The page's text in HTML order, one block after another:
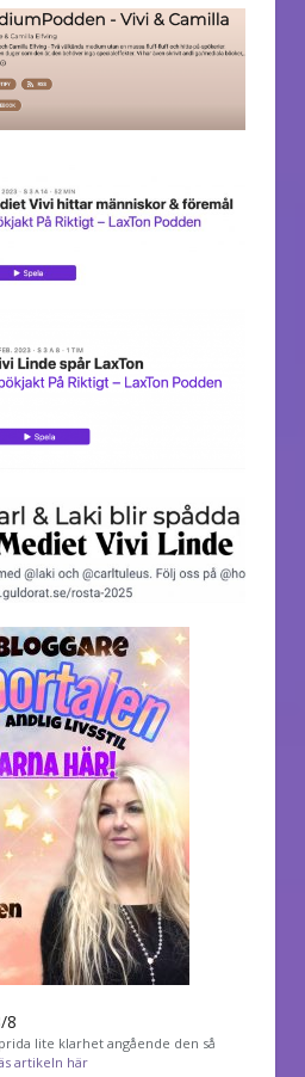
8
lite klarhet angående den så
artikeln här